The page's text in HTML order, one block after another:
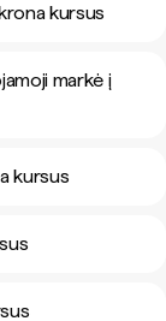
kursus
markė į
kursus